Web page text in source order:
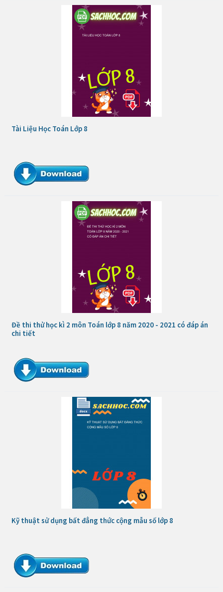
Tài Liệu Học Toán Lớp 8
Đề thi thử học kì 2 môn Toán lớp 8 năm 2020 - 2021 có đáp án
chi tiết
Kỹ thuật sử dụng bất đẳng thức cộng mẫu số lớp 8